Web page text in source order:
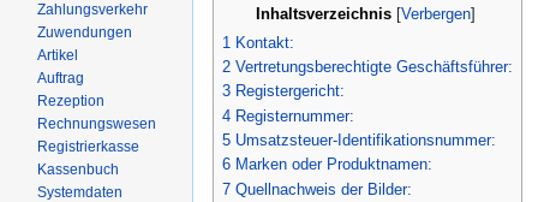
Inhaltsverzeichnis[Verbergen]
1 Kontakt:
2 Vertretungsberechtigte Geschäftsführer:
3 Registergericht:
4 Registernummer:
5 Umsatzsteuer-Identifikationsnummer:
6 Marken oder Produktnamen:
7 Quellnachweis der Bilder:
Zahlungsverkehr
Zuwendungen
Artikel
Auftrag
Rezeption
Rechnungswesen
Registrierkasse
Kassenbuch
Systemdaten